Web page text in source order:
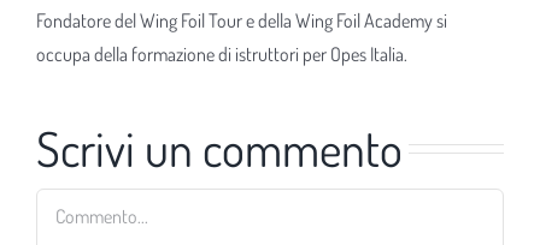
Fondatore del Wing Foil Tour e della Wing Foil Academy si
occupa della formazione di istruttori per Opes Italia.
Scrivi un commento
Commento